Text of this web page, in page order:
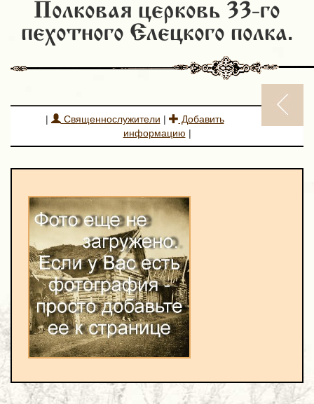
Полковая церковь 33-го
пехотного Елецкого полка.
| Священнослужители |
Добавить
информацию |